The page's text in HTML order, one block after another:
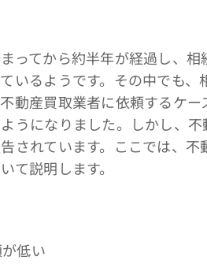
ってから約半年が経過し、
いるようです。その中でも
動産買取業者に依頼するケー
うになりました。しかし、不
されています。ここでは、
て説明します。
低い